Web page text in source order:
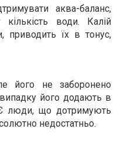
аква-баланс,
води. Калій
приводить їх в тонус,
його не заборонено
його додають в
люди, що дотримують
недостатньо.